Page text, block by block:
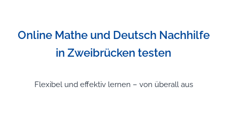
Online Mathe und Deutsch Nachhilfe
in Zweibrücken testen
Flexibel und effektiv lernen – von überall aus